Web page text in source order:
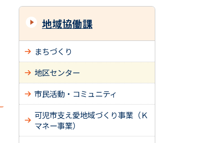
地域協働課
まちづくり
地区センター
市民活動・コミュニティ
可児市支え愛地域づくり事業（Ｋ
マネー事業）